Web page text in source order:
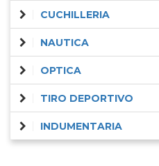
CUCHILLERIA
NAUTICA
OPTICA
TIRO DEPORTIVO
INDUMENTARIA